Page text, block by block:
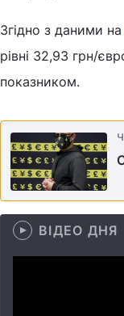
Згідно з даними на
рівні 32,93 грн/
показником.
ВІДЕО ДНЯ